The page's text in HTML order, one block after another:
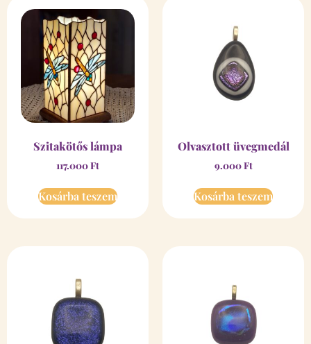
Szitakötős lámpa
117.000Ft
Kosárba teszem
Olvasztott üvegmedál
9.000Ft
Kosárba teszem